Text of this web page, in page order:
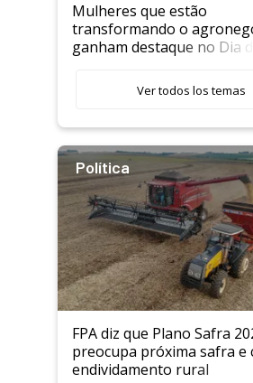
Mulheres que estão
transformando o
ganham destaque no Dia do
Ver todos los temas
Política
FPA diz que Plano Safra
preocupa próxima safra e
endividamento rural